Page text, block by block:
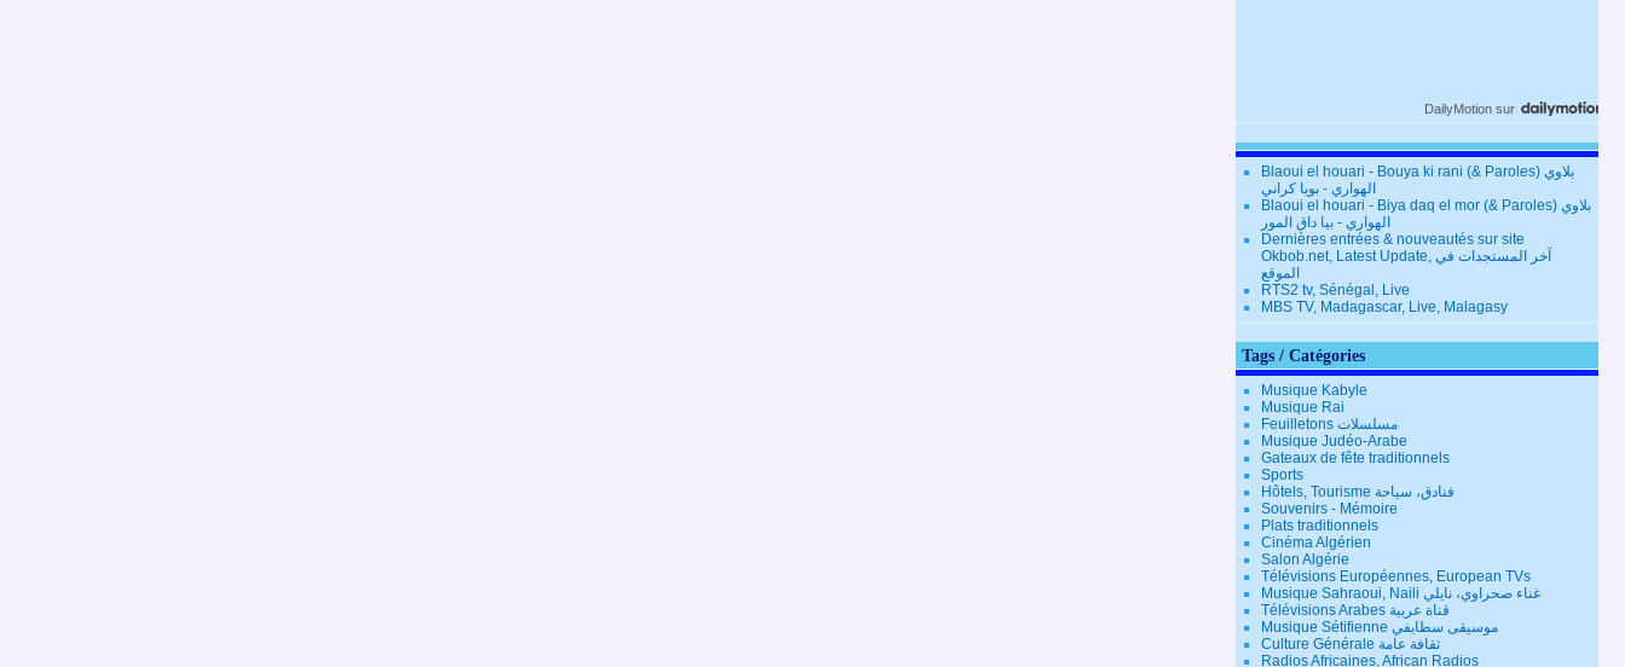
DailyMotion sur
Blaoui el houari - Bouya ki rani (& Paroles) بلاوي
الهواري - بويا كراني
Blaoui el houari - Biya daq el mor (& Paroles) بلاوي
الهواري - بيا داق المور
Dernières entrées & nouveautés sur site
Okbob.net, Latest Update, آخر المستجدات في
الموقع
RTS2 tv, Sénégal, Live
MBS TV, Madagascar, Live, Malagasy
Tags / Catégories
Musique Kabyle
Musique Rai
Feuilletons مسلسلات
Musique Judéo-Arabe
Gateaux de fête traditionnels
Sports
Hôtels, Tourisme فنادق، سياحة
Souvenirs - Mémoire
Plats traditionnels
Cinéma Algérien
Salon Algérie
Télévisions Européennes, European TVs
Musique Sahraoui, Naili غناء صحراوي، نايلي
Télévisions Arabes قناة عربية
Musique Sétifienne موسيقى سطايفي
Culture Générale ثقافة عامة
Radios Africaines, African Radios